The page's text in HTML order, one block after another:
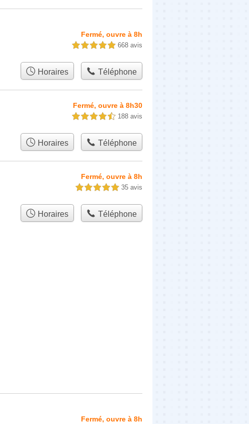
Fermé, ouvre à 8h
5,0 étoiles sur 5 668 avis
Horaires Téléphone
Fermé, ouvre à 8h30
4,5 étoiles sur 5 188 avis
Horaires Téléphone
Fermé, ouvre à 8h
5,0 étoiles sur 5 35 avis
Horaires Téléphone
Fermé, ouvre à 8h